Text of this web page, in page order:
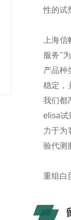
性的试
上海
服务"
产品种
稳定，
我们都
elisa试
力于为
验代测
重组白